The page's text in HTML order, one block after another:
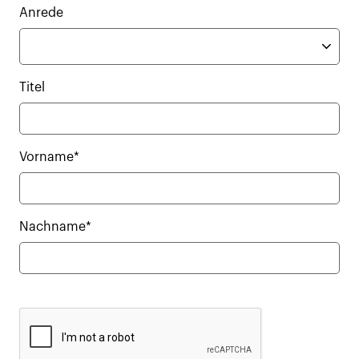
Anrede
Titel
Vorname*
Nachname*